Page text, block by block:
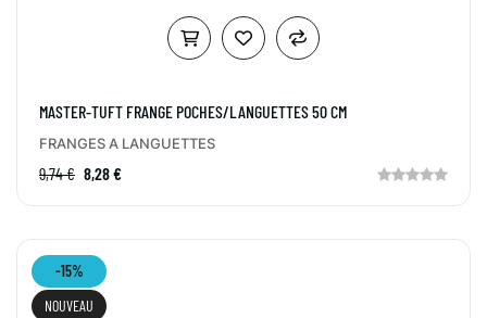
MASTER-TUFT FRANGE POCHES/LANGUETTES 50 CM
FRANGES A LANGUETTES
9,74 € 8,28 €
-15%
NOUVEAU